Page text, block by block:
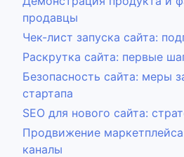
продавцы
Чек-лист запуска сайта:
Раскрутка сайта: первые
Безопасность сайта: меры
стартапа
SEO для нового сайта:
Продвижение
каналы